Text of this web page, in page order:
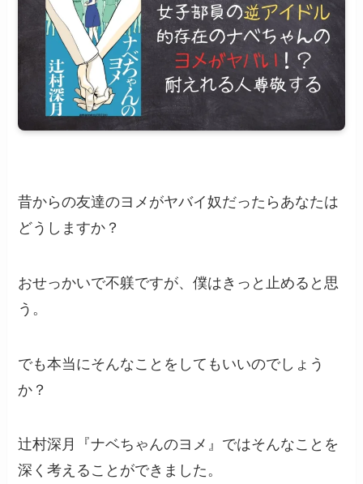
昔からの友達のヨメがヤバイ奴だったらあなたは
どうしますか？
おせっかいで不躾ですが、僕はきっと止めると思
う。
でも本当にそんなことをしてもいいのでしょう
か？
辻村深月『ナベちゃんのヨメ』ではそんなことを
深く考えることができました。